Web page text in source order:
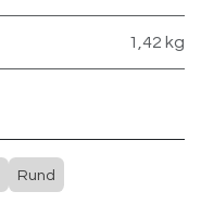
1,42 kg
Rund